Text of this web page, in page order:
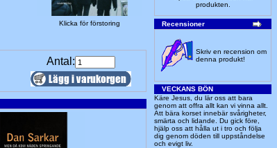
Klicka för förstoring
Antal:
produkten.
Recensioner
Skriv en recension om
denna produkt!
VECKANS BÖN
Käre Jesus, du lär oss att bara
genom att offra allt kan vi vinna allt.
Att bära korset innebär svårigheter,
smärta och lidande. Du gick före,
hjälp oss att hålla ut i tro och följa
dig genom döden till uppståndelse
och evigt liv.